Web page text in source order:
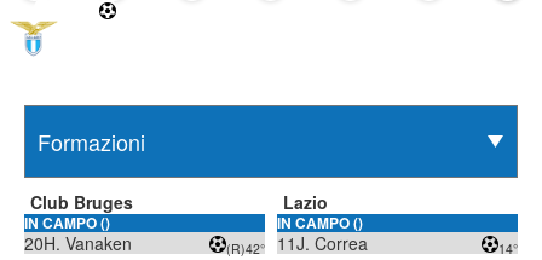
Club Bruges
IN CAMPO ()
20H. Vanaken (R)42°
Lazio
IN CAMPO ()
11J. Correa 14°